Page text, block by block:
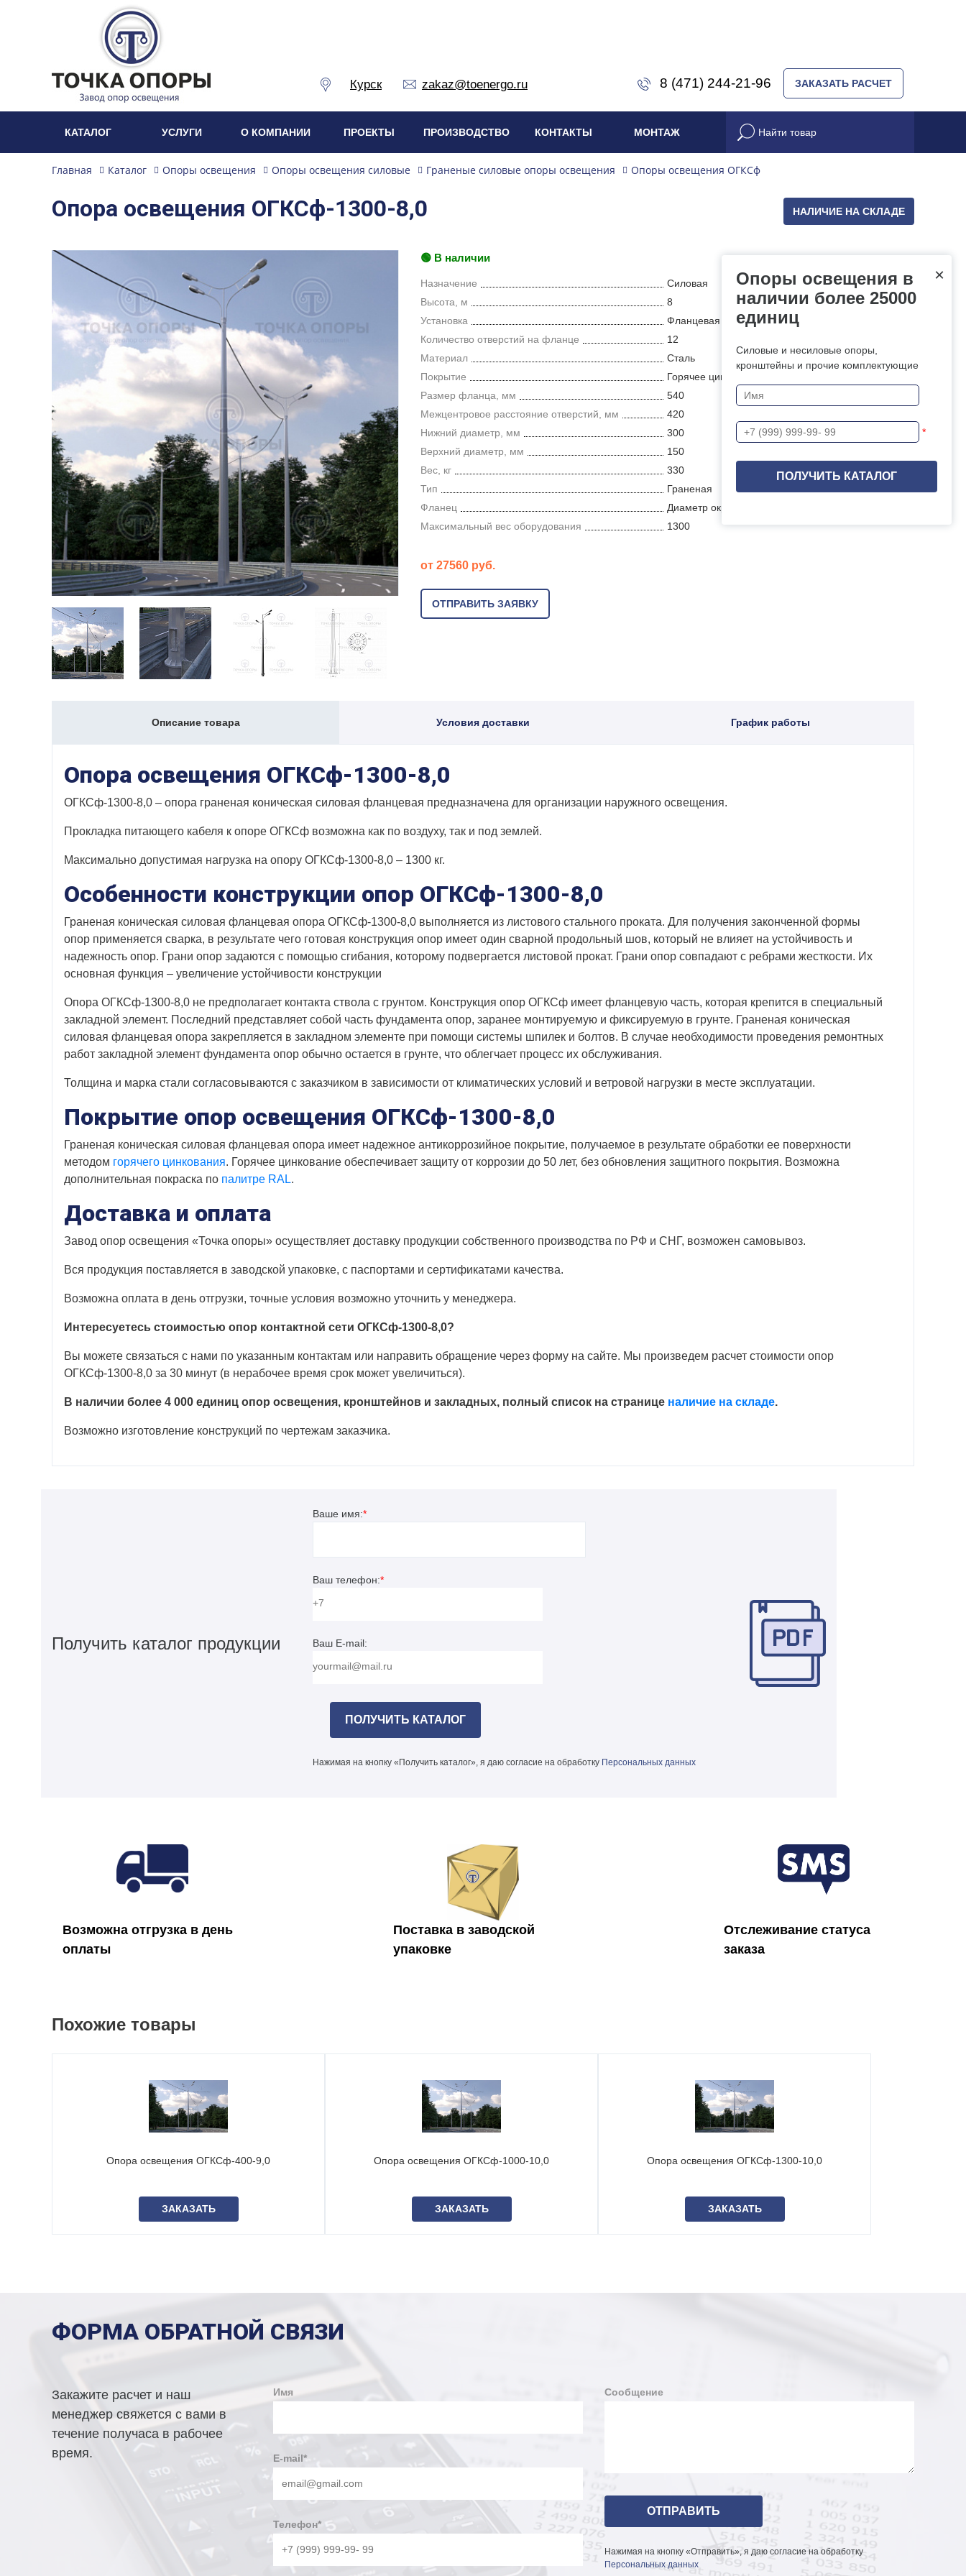
Курск zakaz@toenergo.ru 8 (471) 244-21-96 ЗАКАЗАТЬ РАСЧЕТ
КАТАЛОГ УСЛУГИ О КОМПАНИИ ПРОЕКТЫ ПРОИЗВОДСТВО КОНТАКТЫ МОНТАЖ
Главная Каталог Опоры освещения Опоры освещения силовые Граненые силовые опоры освещения Опоры освещения ОГКСф
Опора освещения ОГКСф-1300-8,0 НАЛИЧИЕ НА СКЛАДЕ
🟢 В наличии
Назначение
Силовая
Высота, м
8
Установка
Фланцевая
Количество отверстий на фланце
12
Материал
Сталь
Покрытие
Горячее цинкование
Размер фланца, мм
540
Межцентровое расстояние отверстий, мм
420
Нижний диаметр, мм
300
Верхний диаметр, мм
150
Вес, кг
330
Тип
Граненая
Фланец
Диаметр окружности
Максимальный вес оборудования
1300
от 27560 руб.
ОТПРАВИТЬ ЗАЯВКУ
Описание товара Условия доставки График работы
Опора освещения ОГКСф-1300-8,0
ОГКСф-1300-8,0 – опора граненая коническая силовая фланцевая предназначена для организации наружного освещения.
Прокладка питающего кабеля к опоре ОГКСф возможна как по воздуху, так и под землей.
Максимально допустимая нагрузка на опору ОГКСф-1300-8,0 – 1300 кг.
Особенности конструкции опор ОГКСф-1300-8,0
Граненая коническая силовая фланцевая опора ОГКСф-1300-8,0 выполняется из листового стального проката. Для получения законченной формы
опор применяется сварка, в результате чего готовая конструкция опор имеет один сварной продольный шов, который не влияет на устойчивость и
надежность опор. Грани опор задаются с помощью сгибания, которому подвергается листовой прокат. Грани опор совпадают с ребрами жесткости. Их
основная функция – увеличение устойчивости конструкции
Опора ОГКСф-1300-8,0 не предполагает контакта ствола с грунтом. Конструкция опор ОГКСф имеет фланцевую часть, которая крепится в специальный
закладной элемент. Последний представляет собой часть фундамента опор, заранее монтируемую и фиксируемую в грунте. Граненая коническая
силовая фланцевая опора закрепляется в закладном элементе при помощи системы шпилек и болтов. В случае необходимости проведения ремонтных
работ закладной элемент фундамента опор обычно остается в грунте, что облегчает процесс их обслуживания.
Толщина и марка стали согласовываются с заказчиком в зависимости от климатических условий и ветровой нагрузки в месте эксплуатации.
Покрытие опор освещения ОГКСф-1300-8,0
Граненая коническая силовая фланцевая опора имеет надежное антикоррозийное покрытие, получаемое в результате обработки ее поверхности
методом горячего цинкования. Горячее цинкование обеспечивает защиту от коррозии до 50 лет, без обновления защитного покрытия. Возможна
дополнительная покраска по палитре RAL.
Доставка и оплата
Завод опор освещения «Точка опоры» осуществляет доставку продукции собственного производства по РФ и СНГ, возможен самовывоз.
Вся продукция поставляется в заводской упаковке, с паспортами и сертификатами качества.
Возможна оплата в день отгрузки, точные условия возможно уточнить у менеджера.
Интересуетесь стоимостью опор контактной сети ОГКСф-1300-8,0?
Вы можете связаться с нами по указанным контактам или направить обращение через форму на сайте. Мы произведем расчет стоимости опор
ОГКСф-1300-8,0 за 30 минут (в нерабочее время срок может увеличиться).
В наличии более 4 000 единиц опор освещения, кронштейнов и закладных, полный список на странице наличие на складе.
Возможно изготовление конструкций по чертежам заказчика.
Получить каталог продукции
Ваше имя:*
Ваш телефон:*
Ваш E-mail:
Нажимая на кнопку «Получить каталог», я даю согласие на обработку Персональных данных
Возможна отгрузка в день
оплаты
Поставка в заводской
упаковке
Отслеживание статуса
заказа
Похожие товары
Опора освещения ОГКСф-400-9,0
ЗАКАЗАТЬ
Опора освещения ОГКСф-1000-10,0
ЗАКАЗАТЬ
Опора освещения ОГКСф-1300-10,0
ЗАКАЗАТЬ
ФОРМА ОБРАТНОЙ СВЯЗИ
Закажите расчет и наш
менеджер свяжется с вами в
течение получаса в рабочее
время.
Имя
E-mail*
Телефон*
Сообщение
Нажимая на кнопку «Отправить», я даю согласие на обработку
Персональных данных
×
Опоры освещения в
наличии более 25000
единиц
Силовые и несиловые опоры,
кронштейны и прочие комплектующие
*